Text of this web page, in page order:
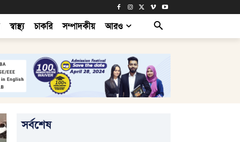
স্বাস্থ্য চাকরি সম্পাদকীয় আরও
সর্বশেষ